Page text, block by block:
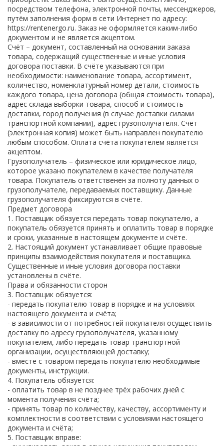
посредством телефона, электронной почты, мессенджеров,
путём заполнения форм в сети Интернет по адресу:
https://rentenergo.ru. Заказ не оформляется каким-либо
документом и не является акцептом.
Счёт – документ, составленный на основании заказа
товара, содержащий существенные и иные условия
договора поставки. В счёте указываются при
необходимости: наименование товара, ассортимент,
количество, номенклатурный номер детали, стоимость
каждого товара, цена договора (общая стоимость товара),
адрес склада выборки товара, способ и стоимость
доставки, город получения (в случае доставки силами
транспортной компании), адрес грузополучателя. Счёт
(электронная копия) может быть направлен покупателю
любым способом. Оплата счёта покупателем является
акцептом.
Грузополучатель – физическое или юридическое лицо,
которое указано покупателем в качестве получателя
товара. Покупатель ответственен за полноту данных о
грузополучателе, передаваемых поставщику. Данные
грузополучателя фиксируются в счёте.
Предмет договора
1. Поставщик обязуется передать товар покупателю, а
покупатель обязуется принять и оплатить товар в порядке
и сроки, указанные в настоящем документе и счёте.
2. Настоящий документ устанавливает общие правовые
принципы взаимодействия покупателя и поставщика.
Существенные и иные условия договора поставки
установлены в счёте.
Права и обязанности сторон
3. Поставщик обязуется:
- передать покупателю товар в порядке и на условиях
настоящего документа и счёта;
- в зависимости от потребностей покупателя осуществить
доставку по адресу грузополучателя, указанному
покупателем, либо передать товар транспортной
организации, осуществляющей доставку;
- вместе с товаром передать покупателю необходимые
документы, инструкции.
4. Покупатель обязуется:
- оплатить товар в не позднее трёх рабочих дней с
момента получения счёта;
- принять товар по количеству, качеству, ассортименту и
комплектности в соответствии с условиями настоящего
документа и счёта;
5. Поставщик вправе: